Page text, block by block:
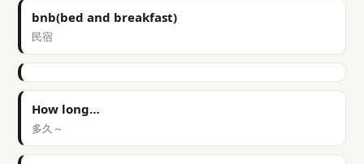
bnb(bed and breakfast)
民宿
How long…
多久～